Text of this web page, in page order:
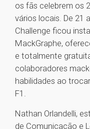
os fãs celebrem os
vários locais. De 21
Challenge ficou
MackGraphe,
e totalmente
colaboradores
habilidades ao
F1.
Nathan Orlandelli,
de Comunicação e